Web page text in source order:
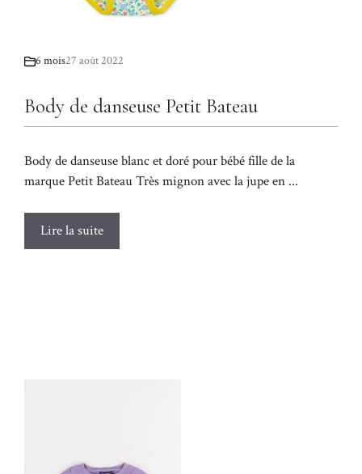
6 mois27 août 2022
Body de danseuse Petit Bateau
Body de danseuse blanc et doré pour bébé fille de la
marque Petit Bateau Très mignon avec la jupe en ...
Lire la suite